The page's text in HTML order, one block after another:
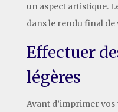
un aspect artistique.
dans le rendu final de
Effectuer
légères
Avant d’imprimer vos